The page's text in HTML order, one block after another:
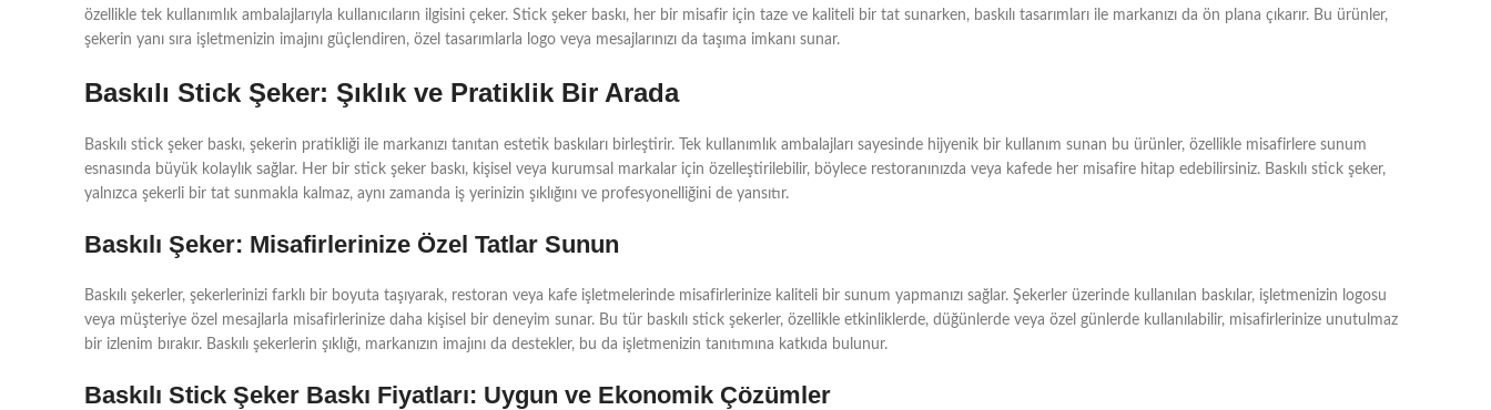
özellikle tek kullanımlık ambalajlarıyla kullanıcıların ilgisini çeker. Stick şeker baskı, her bir misafir için taze ve kaliteli bir tat sunarken, baskılı tasarımları ile markanızı da ön plana çıkarır. Bu ürünler,
şekerin yanı sıra işletmenizin imajını güçlendiren, özel tasarımlarla logo veya mesajlarınızı da taşıma imkanı sunar.
Baskılı Stick Şeker: Şıklık ve Pratiklik Bir Arada
Baskılı stick şeker baskı, şekerin pratikliği ile markanızı tanıtan estetik baskıları birleştirir. Tek kullanımlık ambalajları sayesinde hijyenik bir kullanım sunan bu ürünler, özellikle misafirlere sunum
esnasında büyük kolaylık sağlar. Her bir stick şeker baskı, kişisel veya kurumsal markalar için özelleştirilebilir, böylece restoranınızda veya kafede her misafire hitap edebilirsiniz. Baskılı stick şeker,
yalnızca şekerli bir tat sunmakla kalmaz, aynı zamanda iş yerinizin şıklığını ve profesyonelliğini de yansıtır.
Baskılı Şeker: Misafirlerinize Özel Tatlar Sunun
Baskılı şekerler, şekerlerinizi farklı bir boyuta taşıyarak, restoran veya kafe işletmelerinde misafirlerinize kaliteli bir sunum yapmanızı sağlar. Şekerler üzerinde kullanılan baskılar, işletmenizin logosu
veya müşteriye özel mesajlarla misafirlerinize daha kişisel bir deneyim sunar. Bu tür baskılı stick şekerler, özellikle etkinliklerde, düğünlerde veya özel günlerde kullanılabilir, misafirlerinize unutulmaz
bir izlenim bırakır. Baskılı şekerlerin şıklığı, markanızın imajını da destekler, bu da işletmenizin tanıtımına katkıda bulunur.
Baskılı Stick Şeker Baskı Fiyatları: Uygun ve Ekonomik Çözümler